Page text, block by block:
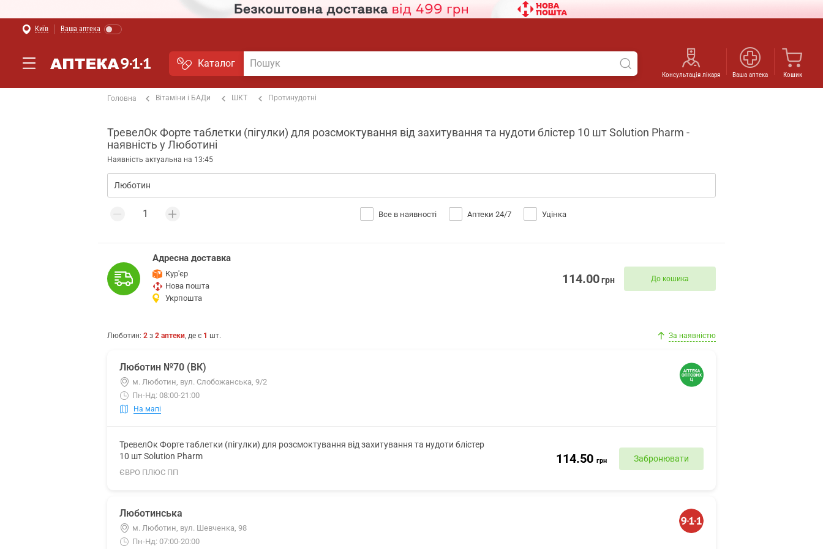
Київ Ваша аптека
Каталог
Консультація лікаря Ваша аптека Кошик
Головна Вітаміни і БАДи ШКТ Протинудотні
ТревелОк Форте таблетки (пігулки) для розсмоктування від захитування та нудоти блістер 10 шт Solution Pharm -
наявність у Люботині
Наявність актуальна на 13:45
Все в наявності Аптеки 24/7 Уцінка
Адресна доставка
Кур'єр
Нова пошта
Укрпошта
114.00грн До кошика
Люботин: 2 з 2 аптеки, де є 1 шт. За наявністю
Люботин №70 (ВК)
м. Люботин, вул. Слобожанська, 9/2
Пн-Нд: 08:00-21:00
На мапі
ТревелОк Форте таблетки (пігулки) для розсмоктування від захитування та нудоти блістер
10 шт Solution Pharm
ЄВРО ПЛЮС ПП
114.50 грн Забронювати
Люботинська
м. Люботин, вул. Шевченка, 98
Пн-Нд: 07:00-20:00